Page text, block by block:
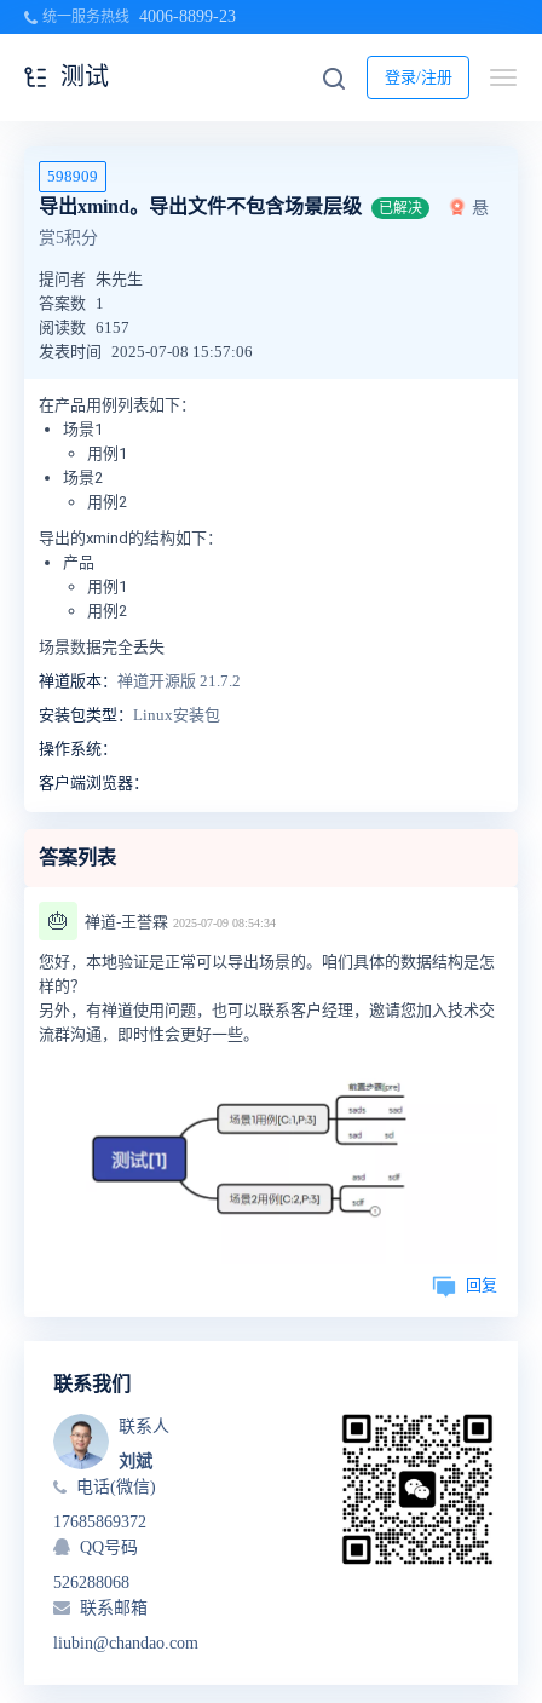
统一服务热线 4006-8899-23
登录/注册
测试
598909
导出xmind。导出文件不包含场景层级 已解决
悬
赏5积分
提问者 朱先生
答案数 1
阅读数 6157
发表时间
2025-07-08 15:57:06
在产品用例列表如下：
场景1
用例1
场景2
用例2
导出的xmind的结构如下：
产品
用例1
用例2
场景数据完全丢失
禅道版本： 禅道开源版 21.7.2
安装包类型： Linux安装包
操作系统：
客户端浏览器：
答案列表
🎂 禅道-王誉霖 2025-07-09 08:54:34
您好，本地验证是正常可以导出场景的。咱们具体的数据结构是怎
样的？
另外，有禅道使用问题，也可以联系客户经理，邀请您加入技术交
流群沟通，即时性会更好一些。
回复
联系我们
联系人
刘斌
电话(微信)
17685869372
QQ号码
526288068
联系邮箱
liubin@chandao.com